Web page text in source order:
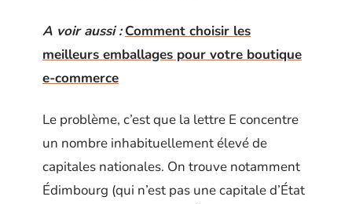
A voir aussi : Comment choisir les
meilleurs emballages pour votre boutique
e-commerce
Le problème, c’est que la lettre E concentre
un nombre inhabituellement élevé de
capitales nationales. On trouve notamment
Édimbourg (qui n’est pas une capitale d’État